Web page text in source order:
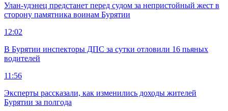
Улан-удэнец предстанет перед судом за непристойный жест в
сторону памятника воинам Бурятии
12:02
В Бурятии инспекторы ДПС за сутки отловили 16 пьяных
водителей
11:56
Эксперты рассказали, как изменились доходы жителей
Бурятии за полгода